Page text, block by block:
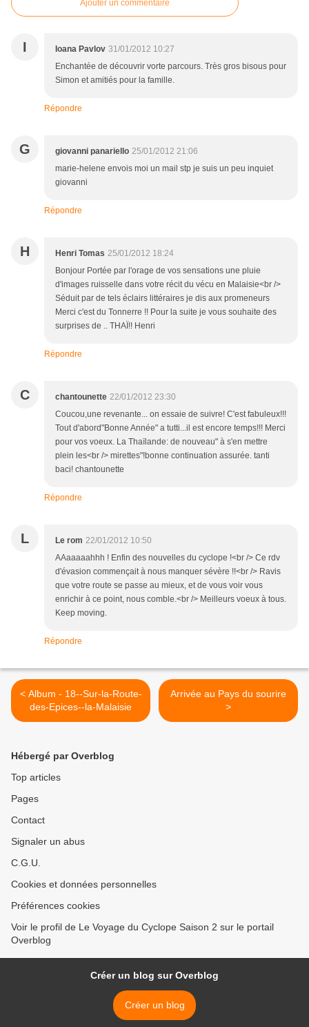
Ajouter un commentaire
I Ioana Pavlov 31/01/2012 10:27
Enchantée de découvrir vorte parcours. Très gros bisous pour
Simon et amitiés pour la famille.
Répondre
G giovanni panariello 25/01/2012 21:06
marie-helene envois moi un mail stp je suis un peu inquiet
giovanni
Répondre
H Henri Tomas 25/01/2012 18:24
Bonjour Portée par l'orage de vos sensations une pluie
d'images ruisselle dans votre récit du vécu en Malaisie<br />
Séduit par de tels éclairs littéraires je dis aux promeneurs
Merci c'est du Tonnerre !! Pour la suite je vous souhaite des
surprises de .. THAÏ!! Henri
Répondre
C chantounette 22/01/2012 23:30
Coucou,une revenante... on essaie de suivre! C'est fabuleux!!!
Tout d'abord"Bonne Année" a tutti...il est encore temps!!! Merci
pour vos voeux. La Thaïlande: de nouveau" à s'en mettre
plein les<br /> mirettes"!bonne continuation assurée. tanti
baci! chantounette
Répondre
L Le rom 22/01/2012 10:50
AAaaaaahhh ! Enfin des nouvelles du cyclope !<br /> Ce rdv
d'évasion commençait à nous manquer sévère !!<br /> Ravis
que votre route se passe au mieux, et de vous voir vous
enrichir à ce point, nous comble.<br /> Meilleurs voeux à tous.
Keep moving.
Répondre
< Album - 18--Sur-la-Route-
des-Epices--la-Malaisie
Arrivée au Pays du sourire
>
Hébergé par Overblog
Top articles
Pages
Contact
Signaler un abus
C.G.U.
Cookies et données personnelles
Préférences cookies
Voir le profil de Le Voyage du Cyclope Saison 2 sur le portail
Overblog
Créer un blog sur Overblog
Créer un blog